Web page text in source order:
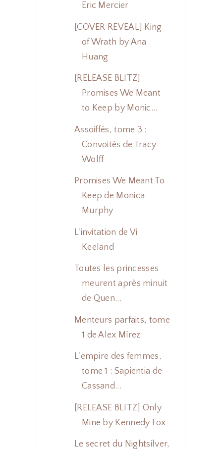
Eric Mercier
[COVER REVEAL] King
of Wrath by Ana
Huang
[RELEASE BLITZ]
Promises We Meant
to Keep by Monic...
Assoiffés, tome 3 :
Convoités de Tracy
Wolff
Promises We Meant To
Keep de Monica
Murphy
L'invitation de Vi
Keeland
Toutes les princesses
meurent après minuit
de Quen...
Menteurs parfaits, tome
1 de Alex Mírez
L'empire des femmes,
tome 1 : Sapientia de
Cassand...
[RELEASE BLITZ] Only
Mine by Kennedy Fox
Le secret du Nightsilver,